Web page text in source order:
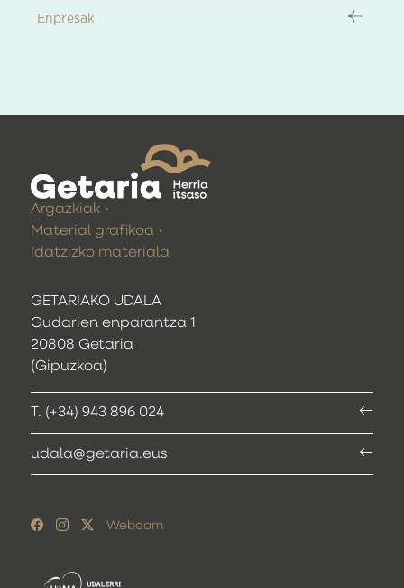
Enpresak
GETARIAKO UDALA
Gudarien enparantza 1
20808 Getaria
(Gipuzkoa)
T. (+34) 943 896 024
udala@getaria.eus
Argazkiak
Material grafikoa
Idatzizko materiala
Webcam